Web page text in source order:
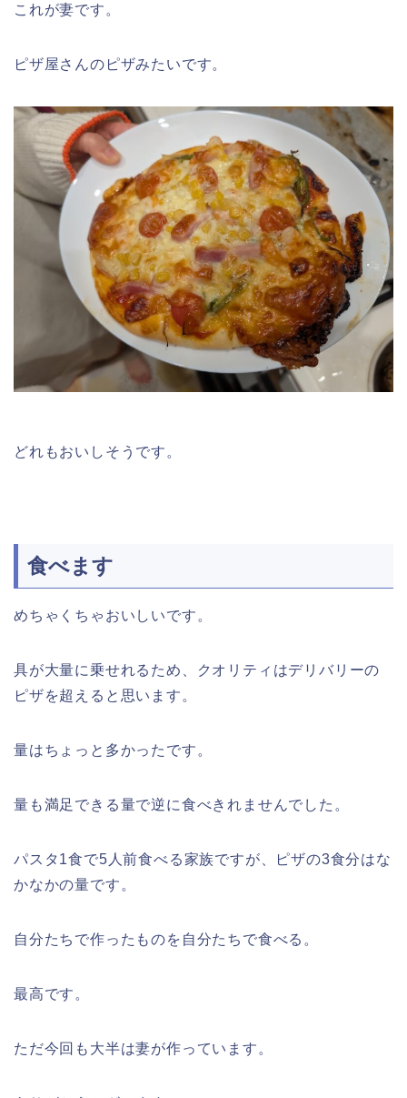
これが妻です。
ピザ屋さんのピザみたいです。
どれもおいしそうです。
食べます
めちゃくちゃおいしいです。
具が大量に乗せれるため、クオリティはデリバリーの
ピザを超えると思います。
量はちょっと多かったです。
量も満足できる量で逆に食べきれませんでした。
パスタ1食で5人前食べる家族ですが、ピザの3食分はな
かなかの量です。
自分たちで作ったものを自分たちで食べる。
最高です。
ただ今回も大半は妻が作っています。